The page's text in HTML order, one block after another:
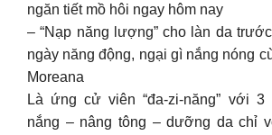
ngăn tiết mồ hôi ngay hôm nay
– “Nạp năng lượng” cho làn da
ngày năng động, ngại gì nắng nóng
Moreana
Là ứng cử viên “đa-zi-năng” với 3
nắng – nâng tông – dưỡng da chỉ